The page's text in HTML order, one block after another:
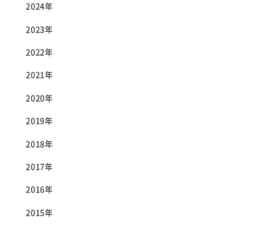
2024年
2023年
2022年
2021年
2020年
2019年
2018年
2017年
2016年
2015年